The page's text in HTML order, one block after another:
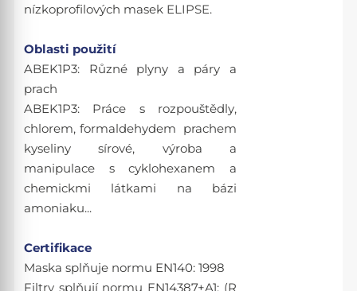
nízkoprofilových masek ELIPSE.
Oblasti použití
ABEK1P3: Různé plyny a páry a
prach
ABEK1P3: Práce s rozpouštědly,
chlorem, formaldehydem prachem
kyseliny sírové, výroba a
manipulace s cyklohexanem a
chemickmi látkami na bázi
amoniaku...
Certifikace
Maska splňuje normu EN140: 1998
Filtry splňují normu EN14387+A1: (R